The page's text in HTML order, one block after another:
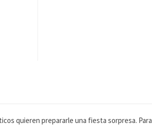
quieren prepararle una fiesta sorpresa. Para